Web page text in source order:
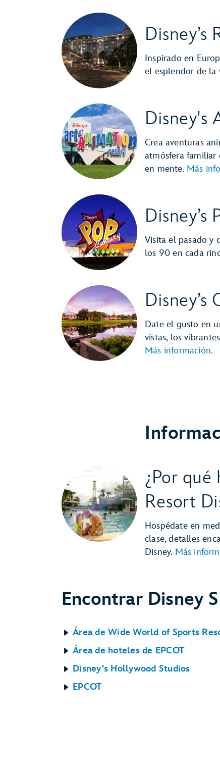
Disney’s
Inspirado en
el esplendor de la
Disney's
Crea aventuras
atmósfera familiar
en mente. Más
Disney’s
Visita el pasado y
los 90 en cada
Disney’s
Date el gusto en
vistas, los
Más información.
¿Por
Resort
Hospédate en
clase, detalles
Disney. Más
Encontrar Disney
Área de Wide World of Sports
Área de hoteles de EPCOT
Disney's Hollywood Studios
EPCOT